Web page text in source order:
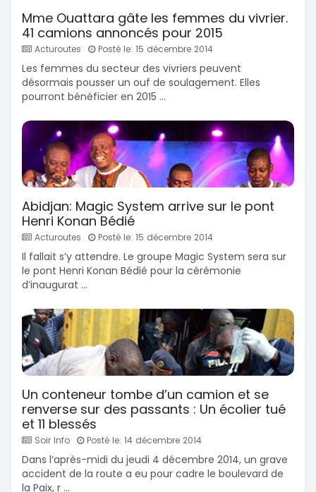
Mme Ouattara gâte les femmes du vivrier.
41 camions annoncés pour 2015
Acturoutes Posté le: 15 décembre 2014
Les femmes du secteur des vivriers peuvent
désormais pousser un ouf de soulagement. Elles
pourront bénéficier en 2015 ...
Abidjan: Magic System arrive sur le pont
Henri Konan Bédié
Acturoutes Posté le: 15 décembre 2014
Il fallait s’y attendre. Le groupe Magic System sera sur
le pont Henri Konan Bédié pour la cérémonie
d’inaugurat ...
Un conteneur tombe d’un camion et se
renverse sur des passants : Un écolier tué
et 11 blessés
Soir Info Posté le: 14 décembre 2014
Dans l’après-midi du jeudi 4 décembre 2014, un grave
accident de la route a eu pour cadre le boulevard de
la Paix, r ...